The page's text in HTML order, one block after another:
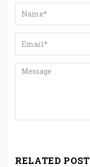
RELATED POST